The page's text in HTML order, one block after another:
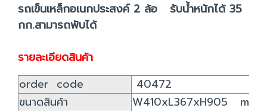
รถเข็นเหล็กอเนกประสงค์ 2 ล้อ รับน้ำหนักได้ 35
กก.สามารถพับได้
รายละเอียดสินค้า
order code
40472
ขนาดสินค้า
W410xL367xH905 mm.